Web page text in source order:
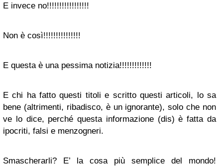
E invece no!!!!!!!!!!!!!!!!!
Non è così!!!!!!!!!!!!!!!
E questa è una pessima notizia!!!!!!!!!!!!!
E chi ha fatto questi titoli e scritto questi articoli, lo sa
bene (altrimenti, ribadisco, è un ignorante), solo che non
ve lo dice, perché questa informazione (dis) è fatta da
ipocriti, falsi e menzogneri.
Smascherarli? E’ la cosa più semplice del mondo!